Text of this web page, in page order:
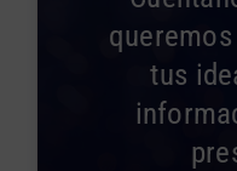
tus